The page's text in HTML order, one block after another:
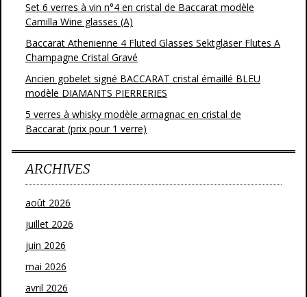
Set 6 verres à vin n°4 en cristal de Baccarat modèle
Camilla Wine glasses (A)
Baccarat Athenienne 4 Fluted Glasses Sektgläser Flutes A
Champagne Cristal Gravé
Ancien gobelet signé BACCARAT cristal émaillé BLEU
modèle DIAMANTS PIERRERIES
5 verres à whisky modèle armagnac en cristal de
Baccarat (prix pour 1 verre)
ARCHIVES
août 2026
juillet 2026
juin 2026
mai 2026
avril 2026